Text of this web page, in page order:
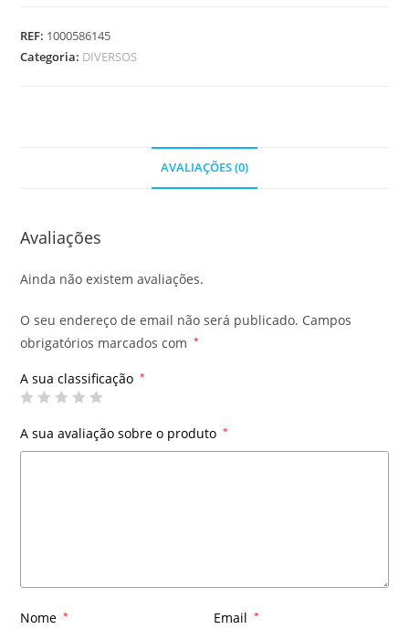
REF: 1000586145
Categoria: DIVERSOS
AVALIAÇÕES (0)
Avaliações
Ainda não existem avaliações.
O seu endereço de email não será publicado. Campos
obrigatórios marcados com
*
A sua classificação *
A sua avaliação sobre o produto *
Nome * Email *